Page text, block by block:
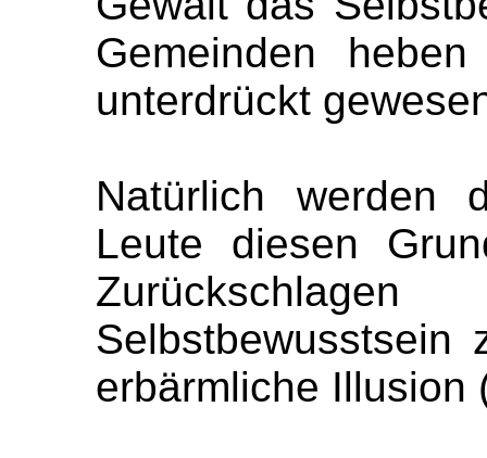
Gemeinden
unterdrückt
Natürlich werden
Leute diesen
erbärmliche Illusion